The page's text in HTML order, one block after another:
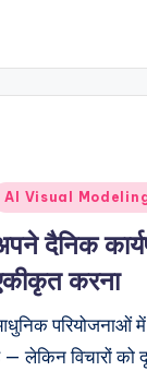
AI Visual
दैनिक
करना
परियोजनाओं में
— लेकिन विचारों